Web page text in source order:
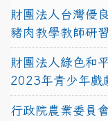
財團法人台灣優
豬肉教學教師研習
財團法人綠色和
2023年青少年戲
行政院農業委員